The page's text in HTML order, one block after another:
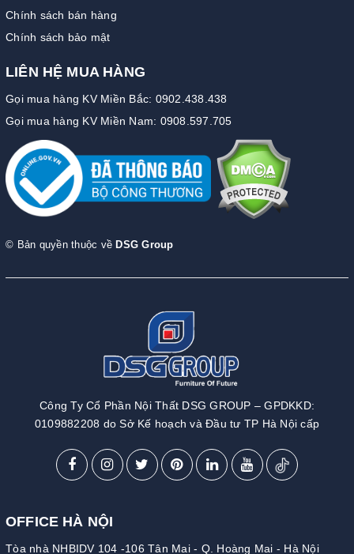
Chính sách bán hàng
Chính sách bảo mật
LIÊN HỆ MUA HÀNG
Gọi mua hàng KV Miền Bắc: 0902.438.438
Gọi mua hàng KV Miền Nam: 0908.597.705
© Bản quyền thuộc về DSG Group
Công Ty Cổ Phần Nội Thất DSG GROUP – GPDKKD:
0109882208 do Sở Kế hoạch và Đầu tư TP Hà Nội cấp
OFFICE HÀ NỘI
Tòa nhà NHBIDV 104 -106 Tân Mai - Q. Hoàng Mai - Hà Nội